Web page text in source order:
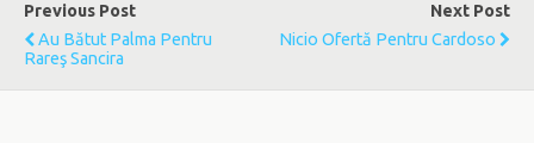
Previous Post
Au Bătut Palma Pentru
Rareş Sancira
Next Post
Nicio Ofertă Pentru Cardoso